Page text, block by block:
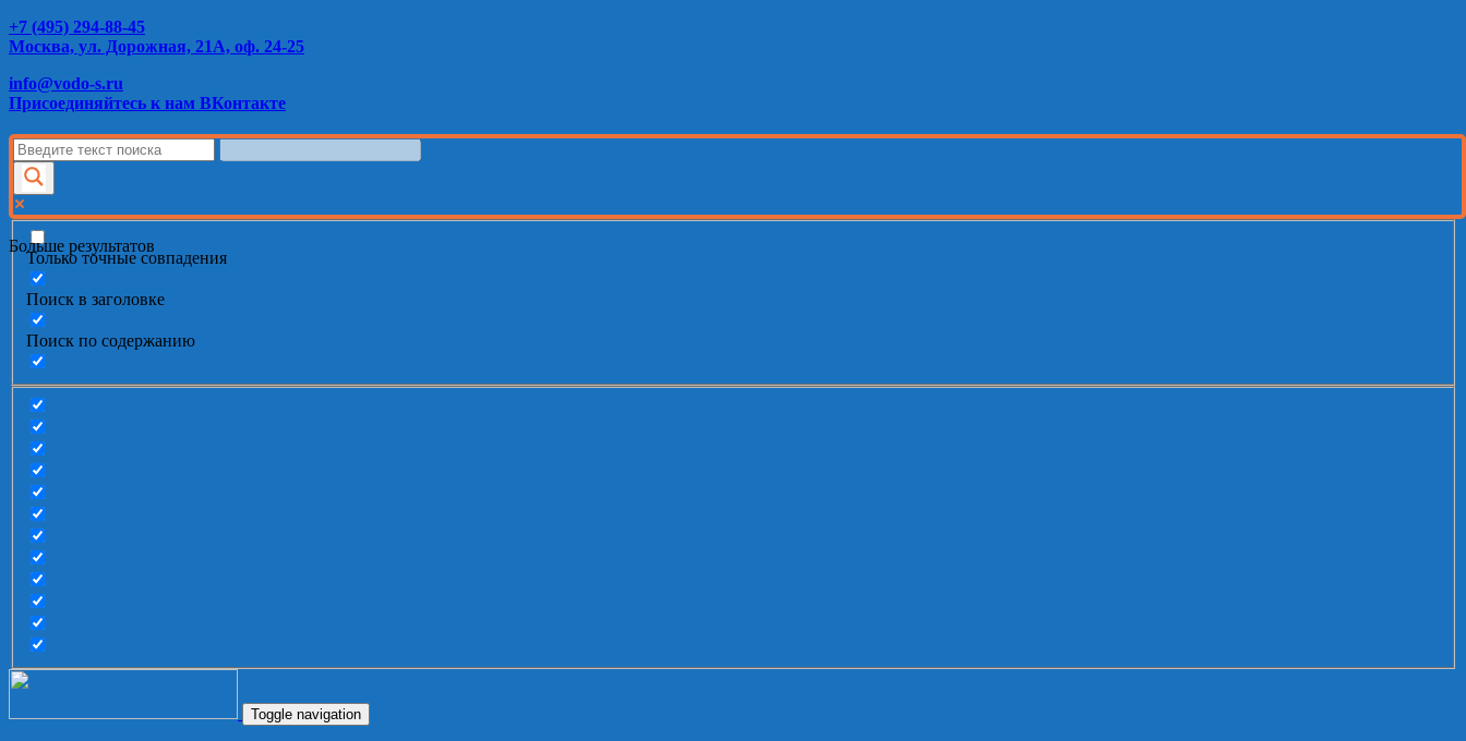
+7 (495) 294-88-45
Москва, ул. Дорожная, 21А, оф. 24-25
info@vodo-s.ru
Присоединяйтесь к нам ВКонтакте
Больше результатов
Только точные совпадения
Поиск в заголовке
Поиск по содержанию
Toggle navigation